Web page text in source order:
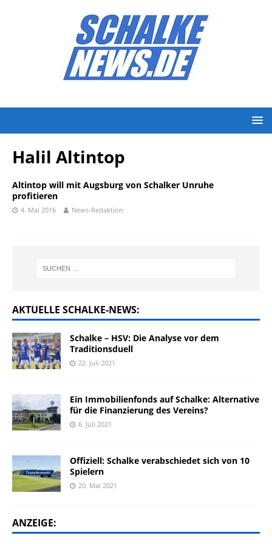
Halil Altintop
Altintop will mit Augsburg von Schalker Unruhe
profitieren
4. Mai 2016 News-Redaktion
AKTUELLE SCHALKE-NEWS:
Schalke – HSV: Die Analyse vor dem
Traditionsduell
22. Juli 2021
Ein Immobilienfonds auf Schalke: Alternative
für die Finanzierung des Vereins?
6. Juli 2021
Offiziell: Schalke verabschiedet sich von 10
Spielern
20. Mai 2021
ANZEIGE: